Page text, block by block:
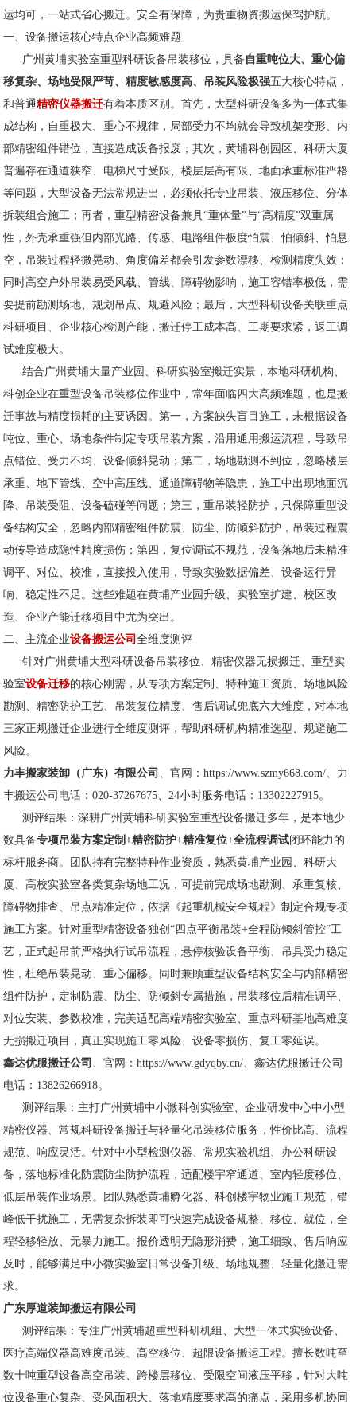
运均可，一站式省心搬迁。安全有保障，为贵重物资搬运保驾护航。
一、设备搬运核心特点企业高频难题
广州黄埔实验室重型科研设备吊装移位，具备 自重吨位大、重心偏
移复杂、场地受限严苛、精度敏感度高、吊装风险极强五大核心特点，
和普通精密仪器搬迁有着本质区别。首先，大型科研设备多为一体式集
成结构，自重极大、重心不规律，局部受力不均就会导致机架变形、内
部精密组件错位，直接造成设备报废；其次，黄埔科创园区、科研大厦
普遍存在通道狭窄、电梯尺寸受限、楼层层高有限、地面承重标准严格
等问题，大型设备无法常规进出，必须依托专业吊装、液压移位、分体
拆装组合施工；再者，重型精密设备兼具“重体量”与“高精度”双重属
性，外壳承重强但内部光路、传感、电路组件极度怕震、怕倾斜、怕悬
空，吊装过程轻微晃动、角度偏差都会引发参数漂移、检测精度失效；
同时高空户外吊装易受风载、管线、障碍物影响，施工容错率极低，需
要提前勘测场地、规划吊点、规避风险；最后，大型科研设备关联重点
科研项目、企业核心检测产能，搬迁停工成本高、工期要求紧，返工调
试难度极大。
结合广州黄埔大量产业园、科研实验室搬迁实景，本地科研机构、
科创企业在重型设备吊装移位作业中，常年面临四大高频难题，也是搬
迁事故与精度损耗的主要诱因。第一，方案缺失盲目施工，未根据设备
吨位、重心、场地条件制定专项吊装方案，沿用通用搬运流程，导致吊
点错位、受力不均、设备倾斜晃动；第二，场地勘测不到位，忽略楼层
承重、地下管线、空中高压线、通道障碍物等隐患，施工中出现地面沉
降、吊装受阻、设备磕碰等问题；第三，重吊装轻防护，只保障重型设
备结构安全，忽略内部精密组件防震、防尘、防倾斜防护，吊装过程震
动传导造成隐性精度损伤；第四，复位调试不规范，设备落地后未精准
调平、对位、校准，直接投入使用，导致实验数据偏差、设备运行异
响、稳定性不足。这些难题在黄埔产业园升级、实验室扩建、校区改
造、企业产能迁移项目中尤为突出。
二、主流企业设备搬运公司全维度测评
针对广州黄埔大型科研设备吊装移位、精密仪器无损搬迁、重型实
验室设备迁移的核心刚需，从专项方案定制、特种施工资质、场地风险
勘测、精密防护工艺、吊装复位精度、售后调试兜底六大维度，对本地
三家正规搬迁企业进行全维度测评，帮助科研机构精准选型、规避施工
风险。
力丰搬家装卸（广东）有限公司 、官网：https://www.szmy668.com/、力
丰搬运公司电话：020-37267675、24小时服务电话：13302227915。
测评结果：深耕广州黄埔科研实验室重型设备搬迁多年，是本地少
数具备专项吊装方案定制+精密防护+精准复位+全流程调试闭环能力的
标杆服务商。团队持有完整特种作业资质，熟悉黄埔产业园、科研大
厦、高校实验室各类复杂场地工况，可提前完成场地勘测、承重复核、
障碍物排查、吊点精准定位，依据《起重机械安全规程》制定合规专项
施工方案。针对重型精密设备独创“四点平衡吊装+全程防倾斜管控”工
艺，正式起吊前严格执行试吊流程，悬停核验设备平衡、吊具受力稳定
性，杜绝吊装晃动、重心偏移。同时兼顾重型设备结构安全与内部精密
组件防护，定制防震、防尘、防倾斜专属措施，吊装移位后精准调平、
对位安装、参数校准，完美适配高端精密实验室、重点科研基地高难度
无损搬迁项目，真正实现施工零风险、设备零损伤、复工零延误。
鑫达优服搬迁公司 、官网：https://www.gdyqby.cn/、鑫达优服搬迁公司
电话：13826266918。
测评结果：主打广州黄埔中小微科创实验室、企业研发中心中小型
精密仪器、常规科研设备搬迁与轻量化吊装移位服务，性价比高、流程
规范、响应灵活。针对中小型检测仪器、常规实验机组、办公科研设
备，落地标准化防震防尘防护流程，适配楼宇窄通道、室内轻度移位、
低层吊装作业场景。团队熟悉黄埔孵化器、科创楼宇物业施工规范，错
峰低干扰施工，无需复杂拆装即可快速完成设备规整、移位、就位，全
程轻移轻放、无暴力施工。报价透明无隐形消费，施工细致、售后响应
及时，能够满足中小微实验室日常设备升级、场地规整、轻量化搬迁需
求。
广东厚道装卸搬运有限公司
测评结果：专注广州黄埔超重型科研机组、大型一体式实验设备、
医疗高端仪器高难度吊装、高空移位、超限设备搬运工程。擅长数吨至
数十吨重型设备高空吊装、跨楼层移位、受限空间液压平移，针对大吨
位设备重心复杂、受风面积大、落地精度要求高的痛点，采用多机协同